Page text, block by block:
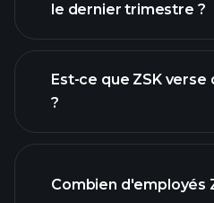
bénéfices de ZSK
financiers
le dernier trimestre ?
financiers
Est-ce que ZSK verse
?
Combien d'employés